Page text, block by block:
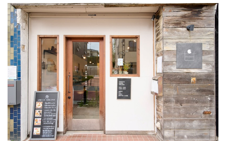
製おやつレシピを教えていただき
ました。今回紹介するのは、ひん
やりと冷たいミルクシャーベット
を乗せた夏のふるふる「コーヒー
ゼリー」のつくり方。ドリップコ
ーヒーを使うことで、風味豊かな
コーヒーゼリーを楽しめます。